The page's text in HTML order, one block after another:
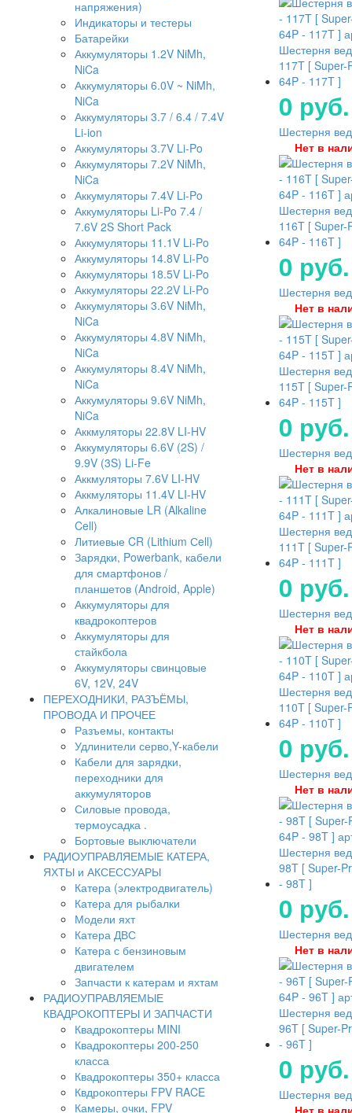
напряжения)
Индикаторы и тестеры
Батарейки
Аккумуляторы 1.2V NiMh,
NiCa
Аккумуляторы 6.0V ~ NiMh,
NiCa
Аккумуляторы 3.7 / 6.4 / 7.4V
Li-ion
Аккумуляторы 3.7V Li-Po
Аккумуляторы 7.2V NiMh,
NiCa
Аккумуляторы 7.4V Li-Po
Аккумуляторы Li-Po 7.4 /
7.6V 2S Short Pack
Аккумуляторы 11.1V Li-Po
Аккумуляторы 14.8V Li-Po
Аккумуляторы 18.5V Li-Po
Аккумуляторы 22.2V Li-Po
Аккумуляторы 3.6V NiMh,
NiCa
Аккумуляторы 4.8V NiMh,
NiCa
Аккумуляторы 8.4V NiMh,
NiCa
Аккумуляторы 9.6V NiMh,
NiCa
Аккмуляторы 22.8V LI-HV
Аккумуляторы 6.6V (2S) /
9.9V (3S) Li-Fe
Аккмуляторы 7.6V LI-HV
Аккмуляторы 11.4V LI-HV
Алкалиновые LR (Alkaline
Cell)
Литиевые CR (Lithium Сell)
Зарядки, Powerbank, кабели
для смартфонов /
планшетов (Android, Apple)
Аккумуляторы для
квадрокоптеров
Аккумуляторы для
стайкбола
Аккумуляторы свинцовые
6V, 12V, 24V
ПЕРЕХОДНИКИ, РАЗЪЁМЫ,
ПРОВОДА И ПРОЧЕЕ
Разъемы, контакты
Удлинители серво,Y-кабели
Кабели для зарядки,
переходники для
аккумуляторов
Силовые провода,
термоусадка .
Бортовые выключатели
РАДИОУПРАВЛЯЕМЫЕ КАТЕРА,
ЯХТЫ и АКСЕССУАРЫ
Катера (электродвигатель)
Катера для рыбалки
Модели яхт
Катера ДВС
Катера с бензиновым
двигателем
Запчасти к катерам и яхтам
РАДИОУПРАВЛЯЕМЫЕ
КВАДРОКОПТЕРЫ И ЗАПЧАСТИ
Квадрокоптеры MINI
Квадрокоптеры 200-250
класса
Квадрокоптеры 350+ класса
Квдрокоптеры FPV RACE
Камеры, очки, FPV
Шестерня
117T [ Super-
64P - 117T ]
0 руб.
Шестерня
Нет в
Шестерня
116T [ Super-
64P - 116T ]
0 руб.
Шестерня
Нет в
Шестерня
115T [ Super-
64P - 115T ]
0 руб.
Шестерня
Нет в
Шестерня
111T [ Super-
64P - 111T ]
0 руб.
Шестерня
Нет в
Шестерня
110T [ Super-
64P - 110T ]
0 руб.
Шестерня
Нет в
Шестерня
98T [ Super-
- 98T ]
0 руб.
Шестерня
Нет в
Шестерня
96T [ Super-
- 96T ]
0 руб.
Шестерня
Нет в